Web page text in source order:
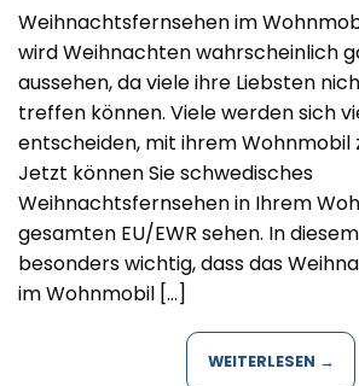
Weihnachtsfernsehen im
wird Weihnachten wahrscheinlich
aussehen, da viele ihre Liebsten
treffen können. Viele werden sich
entscheiden, mit ihrem Wohnmobil
Jetzt können Sie schwedisches
Weihnachtsfernsehen in Ihrem
gesamten EU/EWR sehen. In
besonders wichtig, dass das
im Wohnmobil […]
WEITERLESEN →